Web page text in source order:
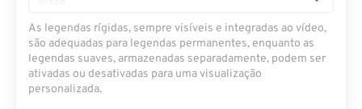
As legendas rígidas, sempre visíveis e integradas ao vídeo,
são adequadas para legendas permanentes, enquanto as
legendas suaves, armazenadas separadamente, podem ser
ativadas ou desativadas para uma visualização
personalizada.